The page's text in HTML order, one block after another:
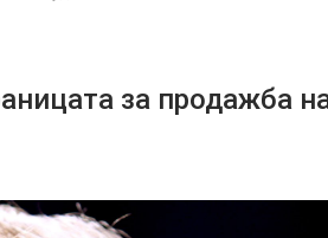
за продажба